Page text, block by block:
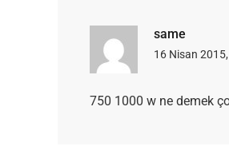
same
16 Nisan
750 1000 w ne demek